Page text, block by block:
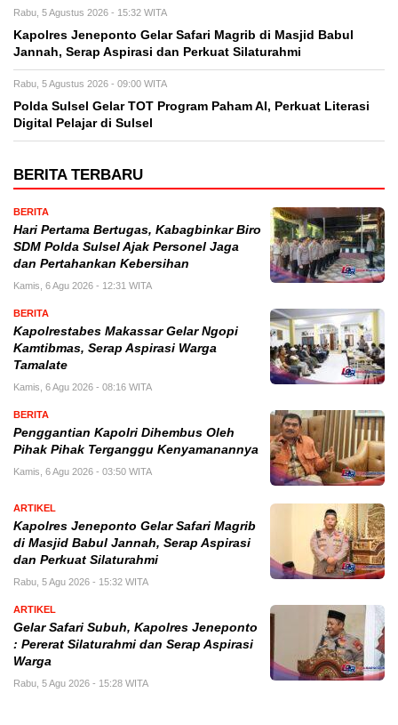
Rabu, 5 Agustus 2026 - 15:32 WITA
Kapolres Jeneponto Gelar Safari Magrib di Masjid Babul
Jannah, Serap Aspirasi dan Perkuat Silaturahmi
Rabu, 5 Agustus 2026 - 09:00 WITA
Polda Sulsel Gelar TOT Program Paham AI, Perkuat Literasi
Digital Pelajar di Sulsel
BERITA TERBARU
BERITA
Hari Pertama Bertugas, Kabagbinkar Biro
SDM Polda Sulsel Ajak Personel Jaga
dan Pertahankan Kebersihan
Kamis, 6 Agu 2026 - 12:31 WITA
BERITA
Kapolrestabes Makassar Gelar Ngopi
Kamtibmas, Serap Aspirasi Warga
Tamalate
Kamis, 6 Agu 2026 - 08:16 WITA
BERITA
Penggantian Kapolri Dihembus Oleh
Pihak Pihak Terganggu Kenyamanannya
Kamis, 6 Agu 2026 - 03:50 WITA
ARTIKEL
Kapolres Jeneponto Gelar Safari Magrib
di Masjid Babul Jannah, Serap Aspirasi
dan Perkuat Silaturahmi
Rabu, 5 Agu 2026 - 15:32 WITA
ARTIKEL
Gelar Safari Subuh, Kapolres Jeneponto
: Pererat Silaturahmi dan Serap Aspirasi
Warga
Rabu, 5 Agu 2026 - 15:28 WITA